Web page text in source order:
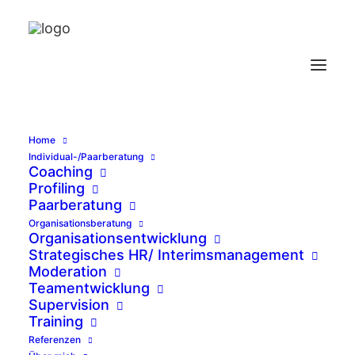
Home
Individual-/Paarberatung
Coaching
Profiling
Paarberatung
Organisationsberatung
Organisationsentwicklung
Strategisches HR/ Interimsmanagement
Moderation
Teamentwicklung
Supervision
Training
Referenzen
SCOPE Beratung -
Stephanie Bäcker
Zukunft gestalten - Potentiale
entfalten